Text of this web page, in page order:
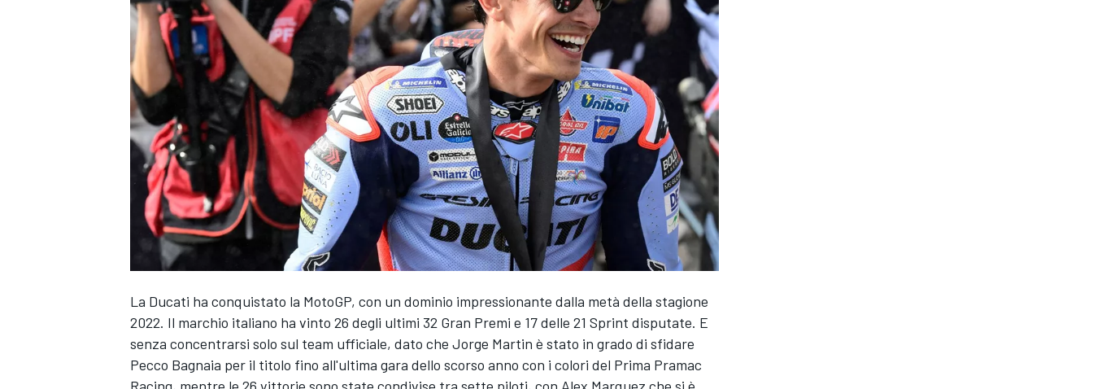
MONOPOSTO
La Ducati ha conquistato la MotoGP, con un dominio impressionante dalla metà della stagione
2022. Il marchio italiano ha vinto 26 degli ultimi 32 Gran Premi e 17 delle 21 Sprint disputate. E
senza concentrarsi solo sul team ufficiale, dato che Jorge Martin è stato in grado di sfidare
Pecco Bagnaia per il titolo fino all'ultima gara dello scorso anno con i colori del Prima Pramac